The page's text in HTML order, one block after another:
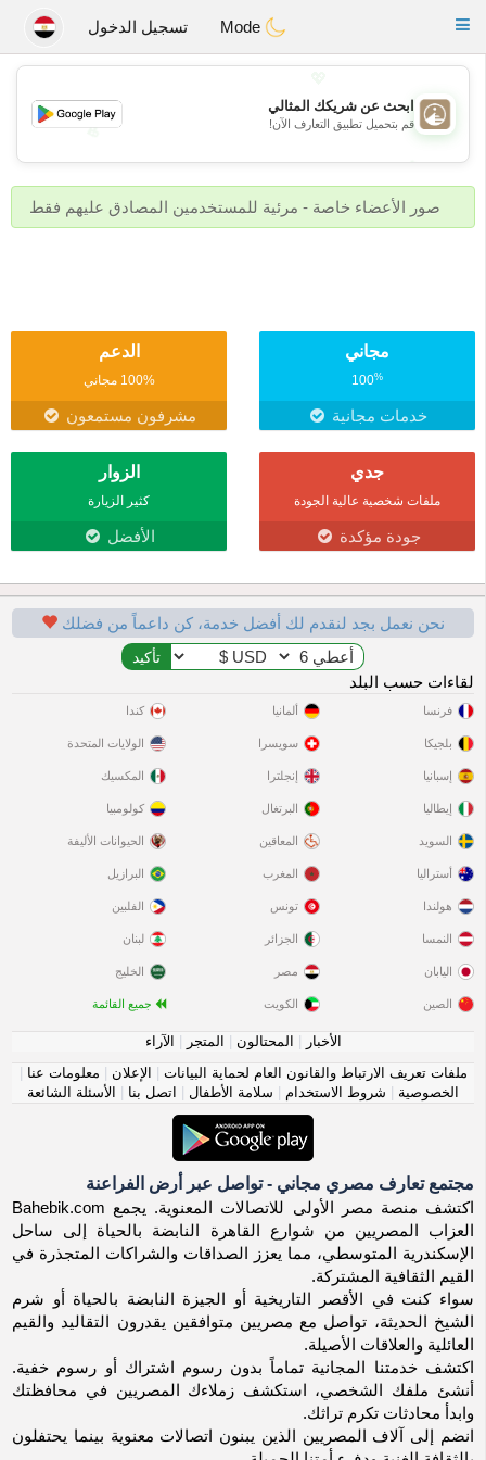
Bahebik
Toggle
تسجيل الدخول
💖
💕
💕
ابحث عن شريكك المثالي
قم بتحميل تطبيق التعارف الآن!
صور الأعضاء خاصة - مرئية للمستخدمين المصادق عليهم فقط
مجاني
100%
خدمات مجانية
الدعم
100% مجاني
مشرفون مستمعون
جدي
ملفات شخصية عالية الجودة
جودة مؤكدة
الزوار
كثير الزيارة
الأفضل
نحن نعمل بجد لنقدم لك أفضل خدمة، كن داعماً من فضلك
لقاءات حسب البلد
فرنسا
بلجيكا
إسبانيا
إيطاليا
السويد
ألمانيا
سويسرا
إنجلترا
البرتغال
المعاقين
كندا
الولايات المتحدة
المكسيك
كولومبيا
الحيوانات الأليفة
أستراليا
هولندا
النمسا
اليابان
الصين
المغرب
تونس
الجزائر
مصر
الكويت
البرازيل
الفلبين
لبنان
الخليج
جميع القائمة
الأخبار المحتالون المتجر
الآراء
ملفات تعريف الارتباط والقانون العام لحماية البيانات
الإعلان معلومات عنا
الخصوصية
شروط الاستخدام سلامة الأطفال اتصل بنا الأسئلة الشائعة
مجتمع تعارف مصري مجاني - تواصل عبر أرض الفراعنة
اكتشف منصة مصر الأولى للاتصالات المعنوية. يجمع Bahebik.com
العزاب المصريين من شوارع القاهرة النابضة بالحياة إلى ساحل
الإسكندرية المتوسطي، مما يعزز الصداقات والشراكات المتجذرة في
القيم الثقافية المشتركة.
سواء كنت في الأقصر التاريخية أو الجيزة النابضة بالحياة أو شرم
الشيخ الحديثة، تواصل مع مصريين متوافقين يقدرون التقاليد والقيم
العائلية والعلاقات الأصيلة.
اكتشف خدمتنا المجانية تماماً بدون رسوم اشتراك أو رسوم خفية.
أنشئ ملفك الشخصي، استكشف زملاءك المصريين في محافظتك
وابدأ محادثات تكرم تراثك.
انضم إلى آلاف المصريين الذين يبنون اتصالات معنوية بينما يحتفلون